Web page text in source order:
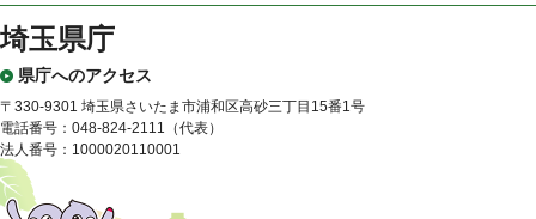
埼玉県庁
県庁へのアクセス
〒330-9301 埼玉県さいたま市浦和区高砂三丁目15番1号
電話番号：048-824-2111（代表）
法人番号：1000020110001